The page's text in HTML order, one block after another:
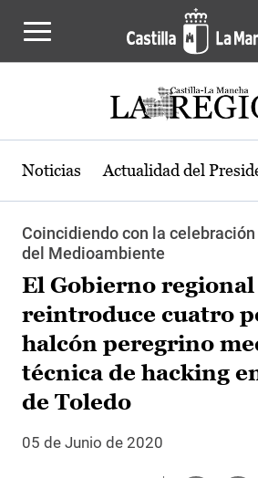
Noticias Actualidad del
Coincidiendo con la celebración
del Medioambiente
El Gobierno regional
reintroduce cuatro
halcón peregrino
técnica de hacking
de Toledo
05 de Junio de 2020